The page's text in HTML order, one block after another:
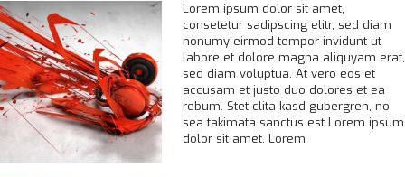
Lorem ipsum dolor sit amet,
consetetur sadipscing elitr, sed diam
nonumy eirmod tempor invidunt ut
labore et dolore magna aliquyam erat,
sed diam voluptua. At vero eos et
accusam et justo duo dolores et ea
rebum. Stet clita kasd gubergren, no
sea takimata sanctus est Lorem ipsum
dolor sit amet. Lorem